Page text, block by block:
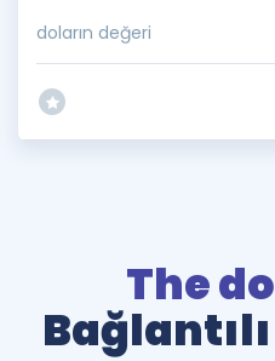
doların değeri
The